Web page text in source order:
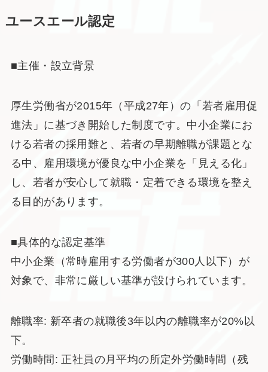
ユースエール認定
■主催・設立背景
厚生労働省が2015年（平成27年）の「若者雇用促
進法」に基づき開始した制度です。中小企業にお
ける若者の採用難と、若者の早期離職が課題とな
る中、雇用環境が優良な中小企業を「見える化」
し、若者が安心して就職・定着できる環境を整え
る目的があります。
■具体的な認定基準
中小企業（常時雇用する労働者が300人以下）が
対象で、非常に厳しい基準が設けられています。
離職率: 新卒者の就職後3年以内の離職率が20%以
下。
労働時間: 正社員の月平均の所定外労働時間（残